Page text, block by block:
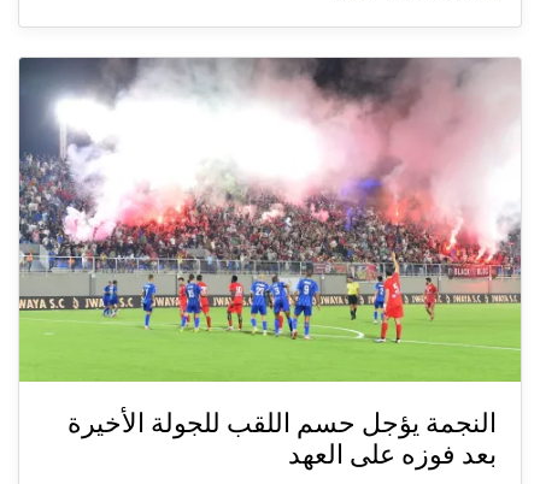
النجمة يؤجل حسم اللقب للجولة الأخيرة
بعد فوزه على العهد